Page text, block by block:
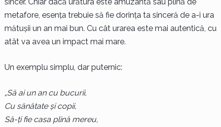
metafore, esența trebuie să fie dorința ta sinceră de a-i ura
mătușii un an mai bun. Cu cât urarea este mai autentică, cu
atât va avea un impact mai mare.
Un exemplu simplu, dar puternic:
„Să ai un an cu bucurii,
Cu sănătate și copii,
Să-ți fie casa plină mereu,